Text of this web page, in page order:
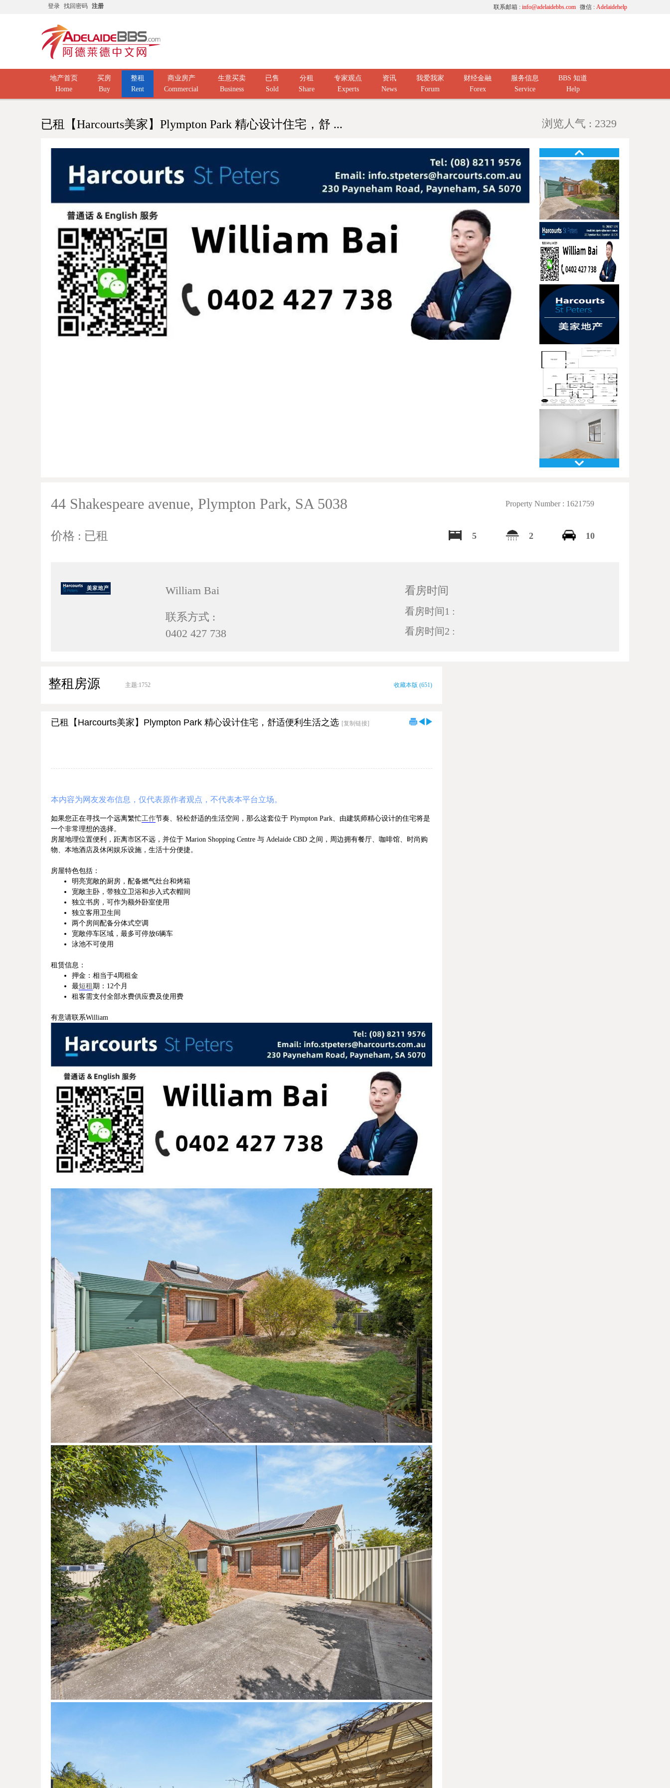
登录 找回密码 注册 微信 : Adelaidehelp
联系邮箱 : info@adelaidebbs.com
地产首页
Home
买房
Buy
整租
Rent
商业房产
Commercial
生意买卖
Business
已售
Sold
分租
Share
专家观点
Experts
资讯
News
我爱我家
Forum
财经金融
Forex
服务信息
Service
BBS 知道
Help
已租【Harcourts美家】Plympton Park 精心设计住宅，舒 ... 浏览人气 : 2329
44 Shakespeare avenue, Plympton Park, SA 5038 Property Number : 1621759
价格 : 已租 5 2 10
William Bai
联系方式 :
0402 427 738
看房时间
看房时间1 :
看房时间2 :
整租房源 主题:1752 收藏本版 (651)
已租【Harcourts美家】Plympton Park 精心设计住宅，舒适便利生活之选 [复制链接]
本内容为网友发布信息，仅代表原作者观点，不代表本平台立场。
如果您正在寻找一个远离繁忙工作节奏、轻松舒适的生活空间，那么这套位于 Plympton Park、由建筑师精心设计的住宅将是
一个非常理想的选择。
房屋地理位置便利，距离市区不远，并位于 Marion Shopping Centre 与 Adelaide CBD 之间，周边拥有餐厅、咖啡馆、时尚购
物、本地酒店及休闲娱乐设施，生活十分便捷。
房屋特色包括：
明亮宽敞的厨房，配备燃气灶台和烤箱
宽敞主卧，带独立卫浴和步入式衣帽间
独立书房，可作为额外卧室使用
独立客用卫生间
两个房间配备分体式空调
宽敞停车区域，最多可停放6辆车
泳池不可使用
租赁信息：
押金：相当于4周租金
最短租 期：12个月
租客需支付全部水费供应费及使用费
有意请联系William